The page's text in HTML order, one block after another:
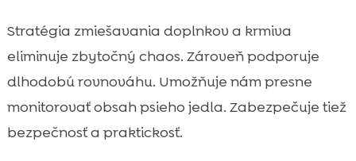
Stratégia zmiešavania doplnkov a krmiva
eliminuje zbytočný chaos. Zároveň podporuje
dlhodobú rovnováhu. Umožňuje nám presne
monitorovať obsah psieho jedla. Zabezpečuje tiež
bezpečnosť a praktickosť.